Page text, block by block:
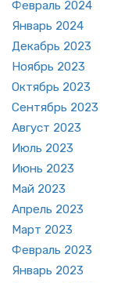
Фев­раль 2024
Ян­варь 2024
Де­кабрь 2023
Но­ябрь 2023
Ок­тябрь 2023
Сен­тябрь 2023
Ав­густ 2023
Июль 2023
Июнь 2023
Май 2023
Ап­рель 2023
Март 2023
Фев­раль 2023
Ян­варь 2023